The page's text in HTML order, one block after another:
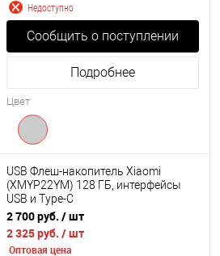
Недоступно
Сообщить о поступлении
Подробнее
Цвет
USB Флеш-накопитель Xiaomi
(XMYP22YM) 128 ГБ, интерфейсы
USB и Type-C
2 700 руб. / шт
2 325 руб. / шт
Оптовая цена